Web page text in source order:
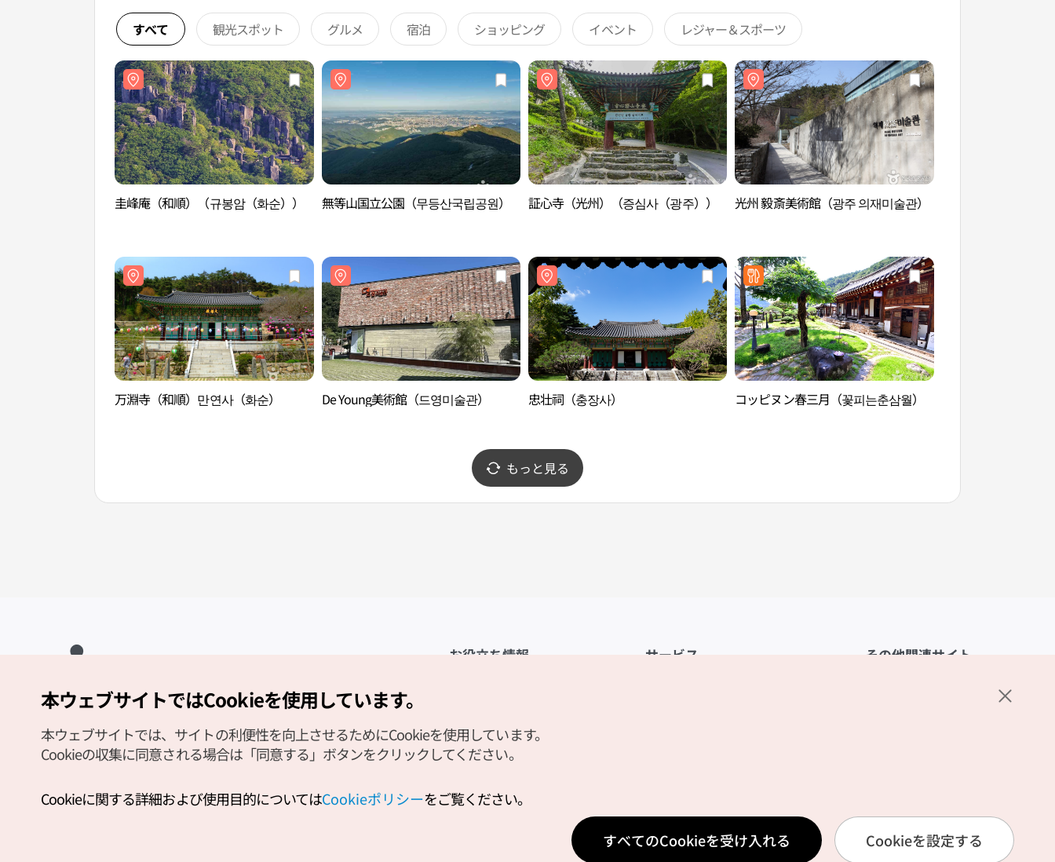
すべて 観光スポット グルメ 宿泊 ショッピング イベント レジャー＆スポーツ
圭峰庵（和順）（규봉암（화순）） 無等山国立公園（무등산국립공원） 証心寺（光州）（증심사（광주）） 光州 毅斎美術館（광주 의재미술관）
万淵寺（和順）만연사（화순） De Young美術館（드영미술관） 忠壮祠（충장사） コッピヌン春三月（꽃피는춘삼월）
もっと見る
お役立ち情報
観光資料ダウンロード
デジタルブック／電子書籍
Odii
サービス
位置情報サービス利用規約
個人位置情報取扱いポリシー
その他関連サイト
Copyright (c) Korea Tourism Organization All Rights Reserved.
サイトエラー報告
公式メール
本ウェブサイトではCookieを使用しています。
本ウェブサイトでは、サイトの利便性を向上させるためにCookieを使用しています。
Cookieの収集に同意される場合は「同意する」ボタンをクリックしてください。
Cookieに関する詳細および使用目的についてはCookieポリシーをご覧ください。
すべてのCookieを受け入れる Cookieを設定する